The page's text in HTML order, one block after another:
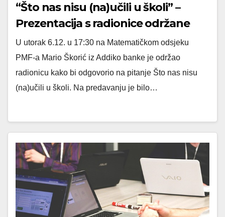
“Što nas nisu (na)učili u školi” –
Prezentacija s radionice održane
6.12.2022.
U utorak 6.12. u 17:30 na Matematičkom odsjeku
PMF-a Mario Škorić iz Addiko banke je održao
radionicu kako bi odgovorio na pitanje Što nas nisu
(na)učili u školi. Na predavanju je bilo…